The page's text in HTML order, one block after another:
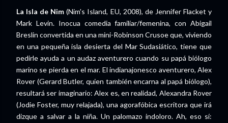
La Isla de Nim (Nim's Island, EU, 2008), de Jennifer Flacket y
Mark Levin. Inocua comedia familiar/femenina, con Abigail
Breslin convertida en una mini-Robinson Crusoe que, viviendo
en una pequeña isla desierta del Mar Sudasiático, tiene que
pedirle ayuda a un audaz aventurero cuando su papá biólogo
marino se pierda en el mar. El indianajonesco aventurero, Alex
Rover (Gerard Butler, quien también encarna al papá biólogo),
resultará ser imaginario: Alex es, en realidad, Alexandra Rover
(Jodie Foster, muy relajada), una agorafóbica escritora que irá
dizque a salvar a la niña. Un palomazo indoloro. Ah, eso sí: